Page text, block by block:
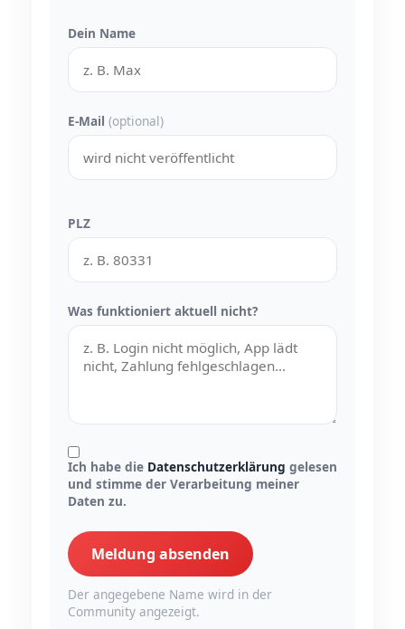
Dein Name
E-Mail (optional)
PLZ
Was funktioniert aktuell nicht?
Ich habe die Datenschutzerklärung gelesen
und stimme der Verarbeitung meiner
Daten zu.
Meldung absenden
Der angegebene Name wird in der
Community angezeigt.